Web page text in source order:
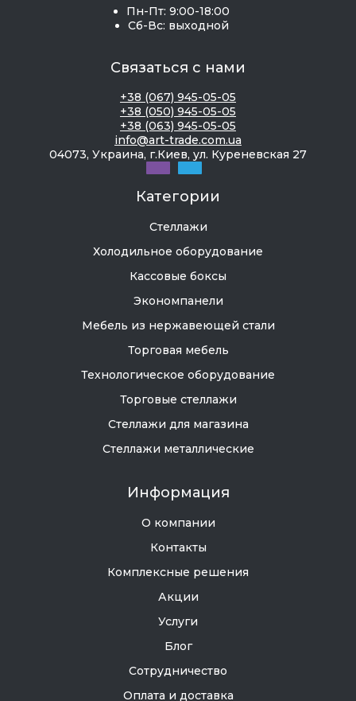
Пн-Пт: 9:00-18:00
Сб-Вс: выходной
Связаться с нами
+38 (067) 945-05-05
+38 (050) 945-05-05
+38 (063) 945-05-05
info@art-trade.com.ua
04073, Украина, г.Киев, ул. Куреневская 27
Категории
Стеллажи
Холодильное оборудование
Кассовые боксы
Экономпанели
Мебель из нержавеющей стали
Торговая мебель
Технологическое оборудование
Торговые стеллажи
Стеллажи для магазина
Стеллажи металлические
Информация
О компании
Контакты
Комплексные решения
Акции
Услуги
Блог
Сотрудничество
Оплата и доставка